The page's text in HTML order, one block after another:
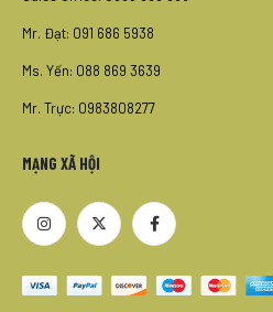
Mr. Đạt: 091 686 5938
Ms. Yến: 088 869 3639
Mr. Trực: 0983808277
MẠNG XÃ HỘI